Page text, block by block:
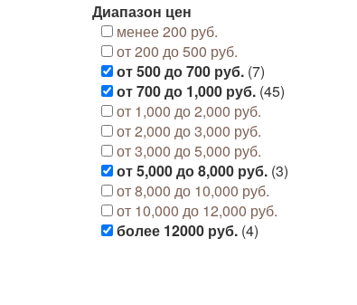
Диапазон цен
менее 200 руб.
от 200 до 500 руб.
от 500 до 700 руб. (7)
от 700 до 1,000 руб. (45)
от 1,000 до 2,000 руб.
от 2,000 до 3,000 руб.
от 3,000 до 5,000 руб.
от 5,000 до 8,000 руб. (3)
от 8,000 до 10,000 руб.
от 10,000 до 12,000 руб.
более 12000 руб. (4)